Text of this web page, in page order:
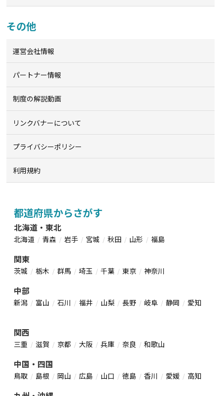
その他
運営会社情報
パートナー情報
制度の解説動画
リンクバナーについて
プライバシーポリシー
利用規約
都道府県からさがす
北海道・東北
北海道 青森 岩手 宮城 秋田 山形 福島
関東
茨城 栃木 群馬 埼玉 千葉 東京 神奈川
中部
新潟 富山 石川 福井 山梨 長野 岐阜 静岡 愛知
関西
三重 滋賀 京都 大阪 兵庫 奈良 和歌山
中国・四国
鳥取 島根 岡山 広島 山口 徳島 香川 愛媛 高知